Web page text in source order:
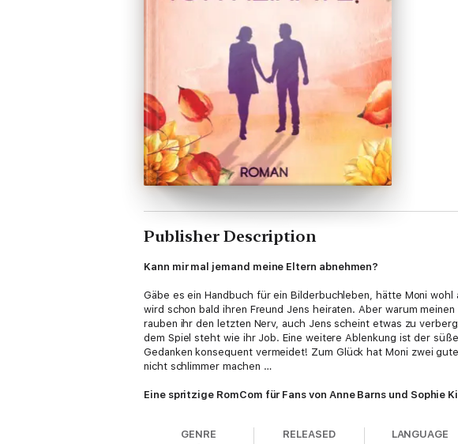
Publisher Description
Kann mir mal jemand meine Eltern abnehmen?
Gäbe es ein Handbuch für ein Bilderbuchleben, hätte Moni
wird schon bald ihren Freund Jens heiraten. Aber warum
rauben ihr den letzten Nerv, auch Jens scheint etwas zu
dem Spiel steht wie ihr Job. Eine weitere Ablenkung ist der
Gedanken konsequent vermeidet! Zum Glück hat Moni zwei
nicht schlimmer machen …
Eine spritzige RomCom für Fans von Anne Barns und Sophie
GENRE RELEASED LANGUAGE